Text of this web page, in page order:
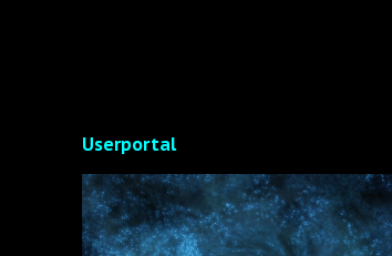
Userportal